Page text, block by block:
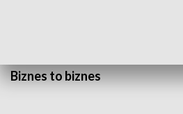
Biznes to biznes